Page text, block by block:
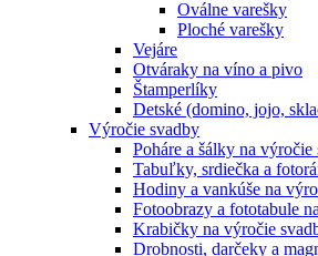
Oválne varešky
Ploché varešky
Vejáre
Otváraky na víno a pivo
Štamperlíky
Detské (domino, jojo,
Výročie svadby
Poháre a šálky na výročie
Tabuľky, srdiečka a
Hodiny a vankúše na
Fotoobrazy a fototabule
Krabičky na výročie
Drobnosti, darčeky a